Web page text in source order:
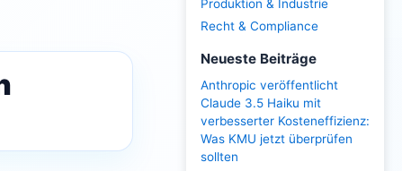
Produktion & Industrie
Recht & Compliance
Neueste Beiträge
Anthropic veröffentlicht
Claude 3.5 Haiku mit
verbesserter Kosteneffizienz:
Was KMU jetzt überprüfen
sollten